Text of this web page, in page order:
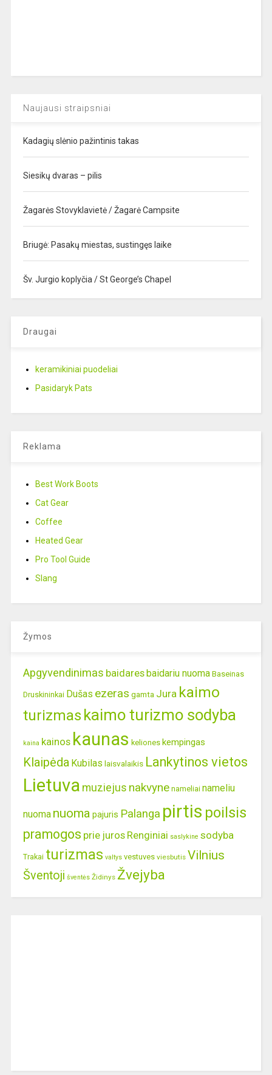
Naujausi straipsniai
Kadagių slėnio pažintinis takas
Siesikų dvaras – pilis
Žagarės Stovyklavietė / Žagarė Campsite
Briugė: Pasakų miestas, sustingęs laike
Šv. Jurgio koplyčia / St George’s Chapel
Draugai
keramikiniai puodeliai
Pasidaryk Pats
Reklama
Best Work Boots
Cat Gear
Coffee
Heated Gear
Pro Tool Guide
Slang
Žymos
Apgyvendinimas baidares baidariu nuoma Baseinas
Druskininkai Dušas ezeras gamta Jura kaimo
turizmas kaimo turizmo sodyba
kaina kainos kaunas keliones kempingas
Klaipėda Kubilas laisvalaikis Lankytinos vietos
Lietuva muziejus nakvyne nameliai nameliu
nuoma nuoma pajuris Palanga pirtis poilsis
pramogos prie juros Renginiai saslykine sodyba
Trakai turizmas valtys vestuves viesbutis Vilnius
Šventoji šventės Židinys Žvejyba